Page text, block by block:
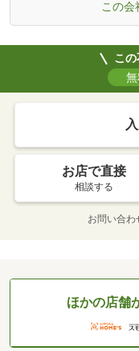
この会
こ
お店で直接
相談する
お問い合わ
ほかの店舗